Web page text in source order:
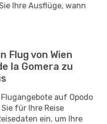
Ihre Ausflüge, wann
Flug von Wien
la Gomera zu
auf Opodo
für Ihre Reise
ein, um Ihre